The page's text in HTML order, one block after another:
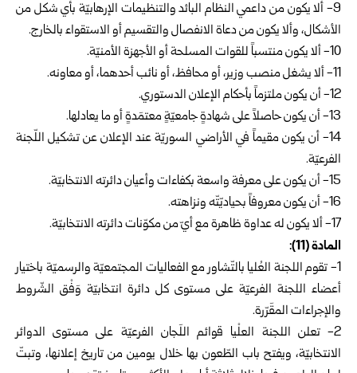
9- ألا يكون من داعمي النظام البائد والتنظيمات الإرهابيّة بأي شكل من
الأشكال، وألا يكون من دعاة الانفصال والتقسيم أو الاستقواء بالخارج.
10- ألا يكون منتسباً للقوات المسلحة أو الأجهزة الأمنيّة.
11- ألا يشغل منصب وزير، أو محافظ، أو نائب أحدهما، أو معاونه.
12- أن يكون ملتزماً بأحكام الإعلان الدستوري.
13-‏ أن يكون حاصلاً على شهادةٍ جامعيّةٍ معتمَدةٍ أو ما يعادلها.
14- أن يكون مقيماً في الأراضي السوريّة عند الإعلان عن تشكيل اللّجنة
الفرعيّة.
15‏- أن يكون على معرفة واسعة بكفاءات وأعيان دائرته الانتخابيّة.
16- أن يكون معروفاً بحياديّتّه ونزاهته.
17‏- ألا يكون له عداوة ظاهرة مع أيّ من مكوّنات دائرته الانتخابيّة.
‏المادة (11):‏
1-‏ تقوم اللجنة العُليا بالتّشاور مع الفعاليات المجتمعيّة والرسميّة باختيار
أعضاء اللجنة الفرعيّة على مستوى كل دائرة انتخابيّة وَفْق الشّروط
والإجراءات المقَرّرة.
2- تعلن اللجنة العلْيا قوائم اللَجان الفرعيّة على مستوى الدوائر
الانتخابيّة، ويفتح باب الطّعون بها خلال يومين من تاريخ إعلانها، وتبتّ